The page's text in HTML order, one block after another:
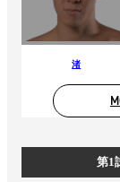
渚
第1